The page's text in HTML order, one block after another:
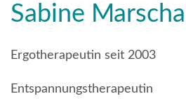
Sabine Marschall
Ergotherapeutin seit 2003
Entspannungstherapeutin